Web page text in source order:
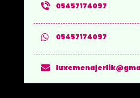
05457174097
05457174097